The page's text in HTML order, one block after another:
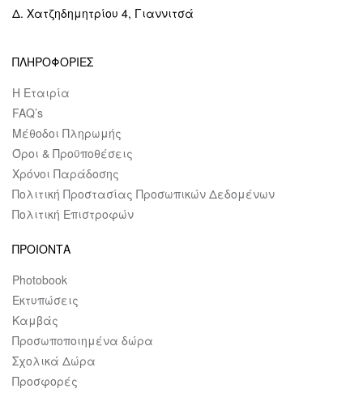
Δ. Χατζηδημητρίου 4, Γιαννιτσά
ΠΛΗΡΟΦΟΡΙΕΣ
Η Εταιρία
FAQ’s
Μέθοδοι Πληρωμής
Όροι & Προϋποθέσεις
Χρόνοι Παράδοσης
Πολιτική Προστασίας Προσωπικών Δεδομένων
Πολιτική Επιστροφών
ΠΡΟΙΟΝΤΑ
Photobook
Εκτυπώσεις
Καμβάς
Προσωποποιημένα δώρα
Σχολικά Δώρα
Προσφορές